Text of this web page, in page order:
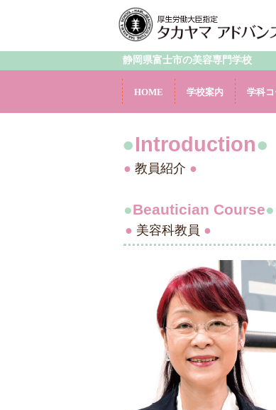
静岡県富士市の美容専門学校
HOME 学校案内 学科
●Introduction●
● 教員紹介 ●
●Beautician Course●
● 美容科教員 ●